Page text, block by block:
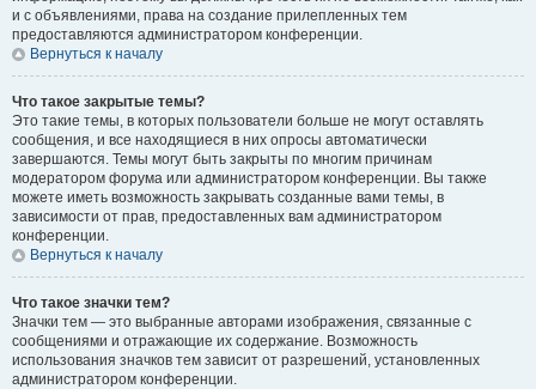
и с объявлениями, права на создание прилепленных тем
предоставляются администратором конференции.
Вернуться к началу
Что такое закрытые темы?
Это такие темы, в которых пользователи больше не могут оставлять
сообщения, и все находящиеся в них опросы автоматически
завершаются. Темы могут быть закрыты по многим причинам
модератором форума или администратором конференции. Вы также
можете иметь возможность закрывать созданные вами темы, в
зависимости от прав, предоставленных вам администратором
конференции.
Вернуться к началу
Что такое значки тем?
Значки тем — это выбранные авторами изображения, связанные с
сообщениями и отражающие их содержание. Возможность
использования значков тем зависит от разрешений, установленных
администратором конференции.